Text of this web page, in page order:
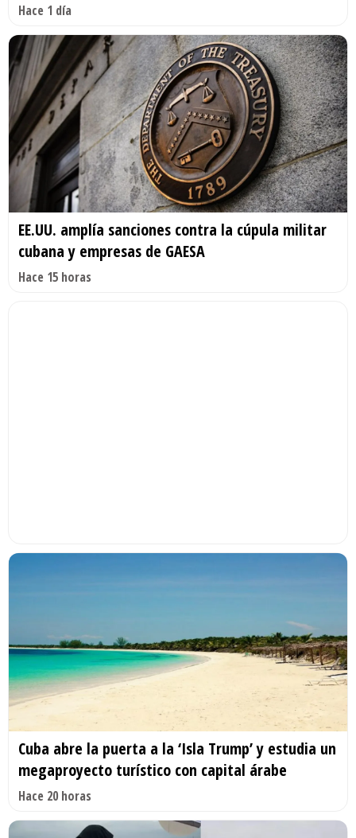
Hace 1 día
EE.UU. amplía sanciones contra la cúpula militar
cubana y empresas de GAESA
Hace 15 horas
Cuba abre la puerta a la ‘Isla Trump’ y estudia un
megaproyecto turístico con capital árabe
Hace 20 horas